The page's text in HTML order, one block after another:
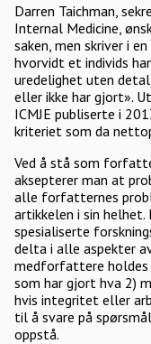
Darren Taichman,
Internal Medicine,
saken, men skriver i
hvorvidt et individs
uredelighet uten
eller ikke har gjort».
ICMJE publiserte i
kriteriet som da
Ved å stå som
aksepterer man at
alle forfatternes
artikkelen i sin helhet.
spesialiserte
delta i alle aspekter
medforfattere holdes
som har gjort hva 2)
hvis integritet eller
til å svare på
oppstå.